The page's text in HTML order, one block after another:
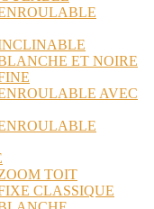
ET NOIRE
AVEC
TOIT
CLASSIQUE